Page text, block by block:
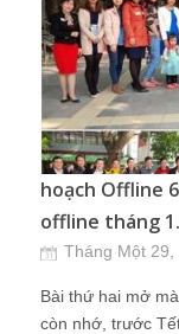
hoạch Offline
offline tháng
Tháng Một 29,
Bài thứ hai mở
còn nhớ, trước